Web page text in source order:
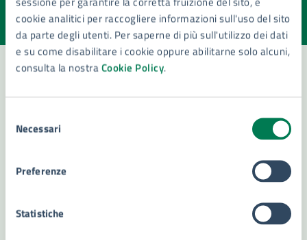
cookie analitici per raccogliere informazioni sull'uso del sito
da parte degli utenti. Per saperne di più sull'utilizzo dei dati
e su come disabilitare i cookie oppure abilitarne solo alcuni,
consulta la nostraCookie Policy.
delNecessari
Preferenze
Statistiche
Valuta la chiarezza delle informazioni (da 1 a 5 stelle)
Seleziona il numero di stelle per valutare la chiarezza delle
Valuta 5 stelle su 5
Valuta 4 stelle su 5
Valuta 3 stelle su 5
Valuta 2 stelle su 5
Valuta 1 stelle su 5
Leggi le domande frequenti
Prenota appuntamento